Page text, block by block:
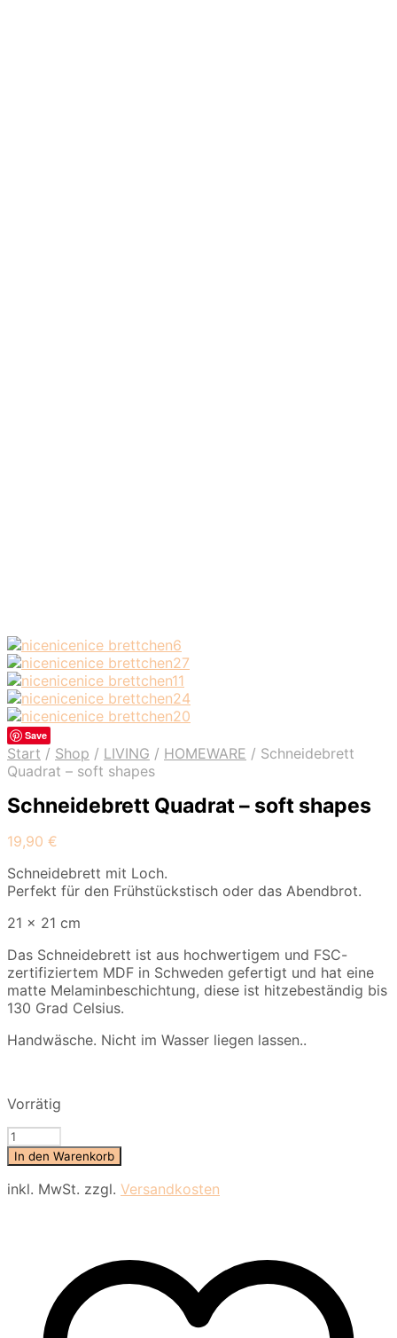
Save
Start / Shop / LIVING / HOMEWARE / Schneidebrett
Quadrat – soft shapes
Schneidebrett Quadrat – soft shapes
19,90 €
Schneidebrett mit Loch.
Perfekt für den Frühstückstisch oder das Abendbrot.
21 x 21 cm
Das Schneidebrett ist aus hochwertigem und FSC-
zertifiziertem MDF in Schweden gefertigt und hat eine
matte Melaminbeschichtung, diese ist hitzebeständig bis
130 Grad Celsius.
Handwäsche. Nicht im Wasser liegen lassen..
Vorrätig
Schneidebrett
Quadrat
-
soft
In den Warenkorb
inkl. MwSt. zzgl. Versandkosten